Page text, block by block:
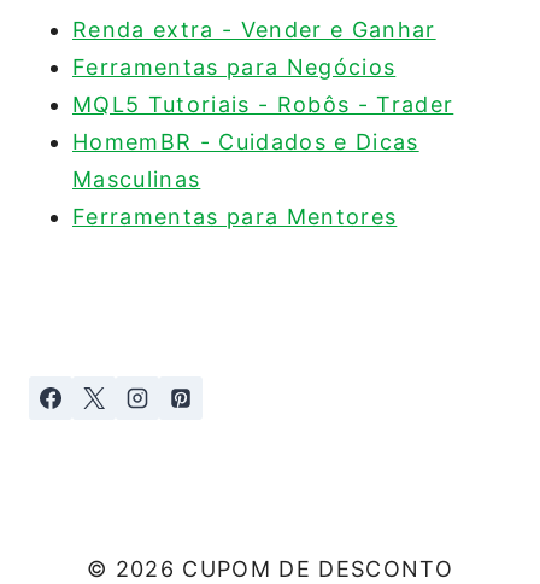
Renda extra - Vender e Ganhar
Ferramentas para Negócios
MQL5 Tutoriais - Robôs - Trader
HomemBR - Cuidados e Dicas
Masculinas
Ferramentas para Mentores
© 2026 CUPOM DE DESCONTO